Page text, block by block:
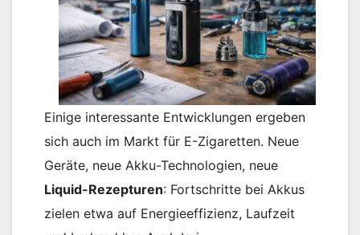
Einige interessante Entwicklungen ergeben
sich auch im Markt für E-Zigaretten. Neue
Geräte, neue Akku-Technologien, neue
Liquid-Rezepturen: Fortschritte bei Akkus
zielen etwa auf Energieeffizienz, Laufzeit